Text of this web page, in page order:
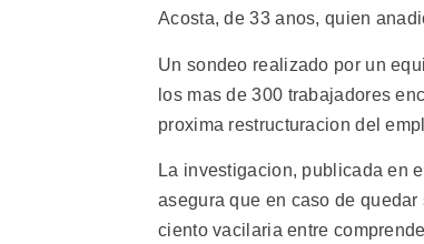
Acosta, de 33 anos, quien
Un sondeo realizado por un
los mas de 300 trabajadores
proxima restructuracion del
La investigacion, publicada en
asegura que en caso de
ciento vacilaria entre